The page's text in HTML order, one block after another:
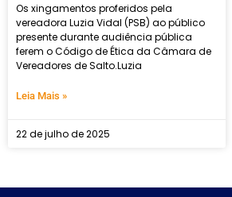
Os xingamentos proferidos pela
vereadora Luzia Vidal (PSB) ao público
presente durante audiência pública
ferem o Código de Ética da Câmara de
Vereadores de Salto.Luzia
Leia Mais »
22 de julho de 2025